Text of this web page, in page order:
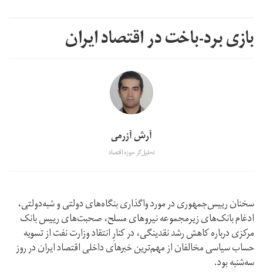
بازی برد-باخت در اقتصاد ایران
آرش آزرمی
تحلیل‌گر حوزه اقتصاد
سخنان رییس‌جمهوری در مورد واگذاری بنگاه‌های دولتی و شبه‌دولتی،
ادغام بانک‌های زیرمجموعه نیروهای مسلح، صحبت‌های رییس بانک
مرکزی درباره کاهش رشد نقدینگی، در کنارِ انتقاد وزارت نفت از تسویه
حساب سیاسی مخالفان از مهم‌ترین خبرهای داخلی اقتصاد ایران در روز
سه‌شنبه بود.